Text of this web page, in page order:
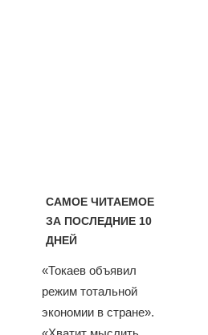
САМОЕ ЧИТАЕМОЕ
ЗА ПОСЛЕДНИЕ 10
ДНЕЙ
«Токаев объявил
режим тотальной
экономии в стране».